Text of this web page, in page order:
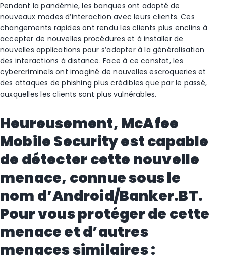
Pendant la pandémie, les banques ont adopté de
nouveaux modes d’interaction avec leurs clients. Ces
changements rapides ont rendu les clients plus enclins à
accepter de nouvelles procédures et à installer de
nouvelles applications pour s’adapter à la généralisation
des interactions à distance. Face à ce constat, les
cybercriminels ont imaginé de nouvelles escroqueries et
des attaques de phishing plus crédibles que par le passé,
auxquelles les clients sont plus vulnérables.
Heureusement, McAfee
Mobile Security est capable
de détecter cette nouvelle
menace, connue sous le
nom d’Android/Banker.BT.
Pour vous protéger de cette
menace et d’autres
menaces similaires :